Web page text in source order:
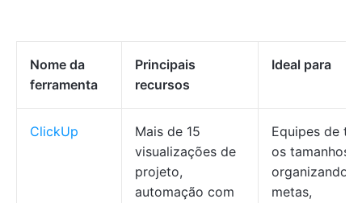
Nome da
ferramenta
Principais
recursos
Ideal para
ClickUp
Mais de 15
visualizações de
projeto,
automação com
Equipes de
os tamanhos
organizando
metas,